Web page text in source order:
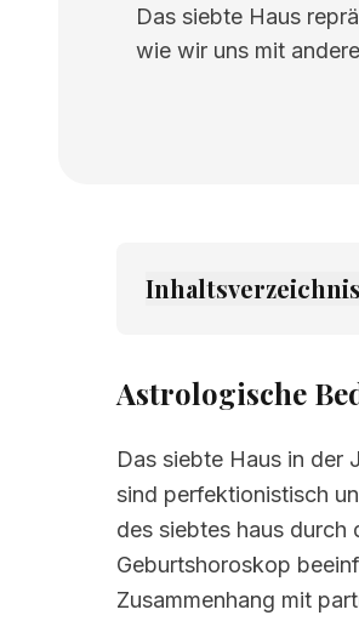
Das siebte Haus
wie wir uns mit
Inhaltsverzeichnis
Astrologische
Das siebte Haus in der
sind perfektionistisch
des siebtes haus durch
Geburtshoroskop
Zusammenhang mit